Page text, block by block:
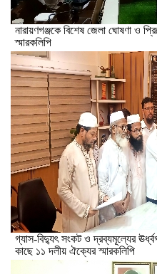
নারায়ণগঞ্জকে বিশেষ জেলা ঘোষণা ও
স্মারকলিপি
গ্যাস-বিদ্যুৎ সংকট ও দ্রব্যমূল্যের
কাছে ১১ দলীয় ঐক্যের স্মারকলিপি